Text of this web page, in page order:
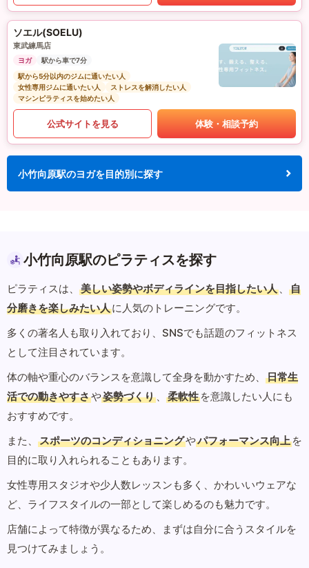
ソエル(SOELU)
東武練馬店
ヨガ
駅から車で7分
駅から5分以内のジムに通いたい人
女性専用ジムに通いたい人
ストレスを解消したい人
マシンピラティスを始めたい人
公式サイトを見る 体験・相談予約
小竹向原駅のヨガを目的別に探す
小竹向原駅のピラティスを探す
ピラティスは、 美しい姿勢やボディラインを目指したい人 、
自
分磨きを楽しみたい人に人気のトレーニングです。
多くの著名人も取り入れており、SNSでも話題のフィットネス
として注目されています。
体の軸や重心のバランスを意識して全身を動かすため、
日常生
活での動きやすさや姿勢づくり 、 柔軟性 を意識したい人にも
おすすめです。
また、
スポーツのコンディショニングやパフォーマンス向上 を
目的に取り入れられることもあります。
女性専用スタジオや少人数レッスンも多く、かわいいウェアな
ど、ライフスタイルの一部として楽しめるのも魅力です。
店舗によって特徴が異なるため、まずは自分に合うスタイルを
見つけてみましょう。